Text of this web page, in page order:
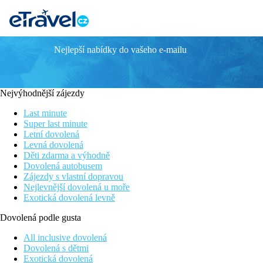
RIU PALACE MAURITIUS
Hotel Riu Palace Mauritius se nachází na poloostrově Le
Vybavení
Vstupní hala s recepcí, 300 pokojů, 3 venkovní bazény (z toho
několik barů.
Pokoje
Junior Suita:klimatizace, TV/sat., telefon, Wi-Fi (zdarma),
Ostatní typy pokojů (pokud není uvedeno jinak, mají pokoje
Junior Suita s částečným výhledem na moře
Junior Suita s výhledem na moře
Junior Suita, Elite Club:
Junior Suite Swim-up Elite Club:
Nejlepší nabídky do vašeho e-mailu
Nejvýhodnější zájezdy
Last minute
Super last minute
Letní dovolená
Levná dovolená
Děti zdarma a výhodně
Dovolená autobusem
Zájezdy s vlastní dopravou
Nejlevnější dovolená u moře
Exotická dovolená levně
Dovolená podle gusta
All inclusive dovolená
Dovolená s dětmi
Exotická dovolená